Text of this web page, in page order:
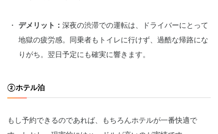
デメリット： 深夜の渋滞での運転は、ドライバーにとって
地獄の疲労感。同乗者もトイレに行けず、過酷な帰路にな
りがち。翌日予定にも確実に響きます。
②ホテル泊
もし予約できるのであれば、もちろんホテルが一番快適で